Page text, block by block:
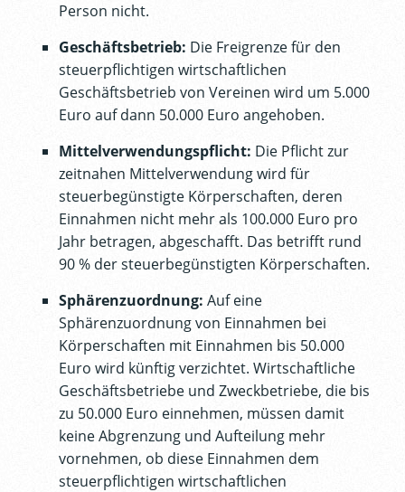
Person nicht.
Geschäftsbetrieb: Die Freigrenze für den
steuerpflichtigen wirtschaftlichen
Geschäftsbetrieb von Vereinen wird um 5.000
Euro auf dann 50.000 Euro angehoben.
Mittelverwendungspflicht: Die Pflicht zur
zeitnahen Mittelverwendung wird für
steuerbegünstigte Körperschaften, deren
Einnahmen nicht mehr als 100.000 Euro pro
Jahr betragen, abgeschafft. Das betrifft rund
90 % der steuerbegünstigten Körperschaften.
Sphärenzuordnung: Auf eine
Sphärenzuordnung von Einnahmen bei
Körperschaften mit Einnahmen bis 50.000
Euro wird künftig verzichtet. Wirtschaftliche
Geschäftsbetriebe und Zweckbetriebe, die bis
zu 50.000 Euro einnehmen, müssen damit
keine Abgrenzung und Aufteilung mehr
vornehmen, ob diese Einnahmen dem
steuerpflichtigen wirtschaftlichen